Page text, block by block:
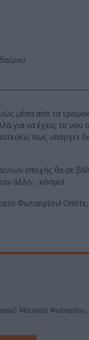
μέσα από τα
για να έχεις το νου
πως υπάρχει
εποχής θα σε
άλλο… κόσμο!
Φωταερίου! Οπότε,
Μουσείο Φωταερίου,